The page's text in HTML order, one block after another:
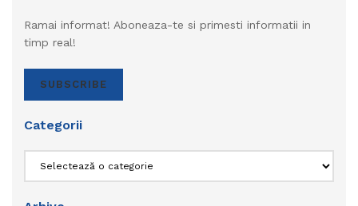
Ramai informat! Aboneaza-te si primesti informatii in
timp real!
SUBSCRIBE
Categorii